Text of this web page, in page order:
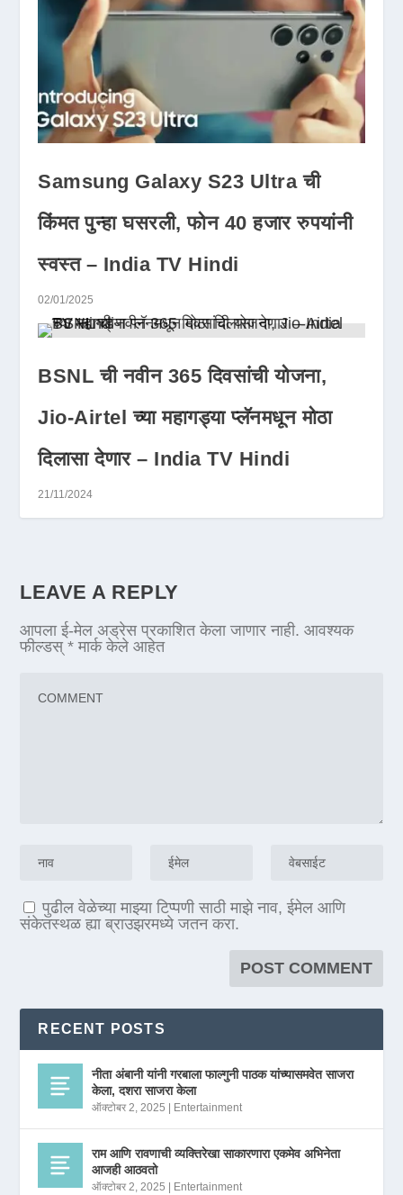
Samsung Galaxy S23 Ultra ची
किंमत पुन्हा घसरली, फोन 40 हजार रुपयांनी
स्वस्त – India TV Hindi
02/01/2025
BSNL ची नवीन 365 दिवसांची योजना,
Jio-Airtel च्या महागड्या प्लॅनमधून मोठा
दिलासा देणार – India TV Hindi
21/11/2024
LEAVE A REPLY
आपला ई-मेल अड्रेस प्रकाशित केला जाणार नाही. आवश्यक
फील्डस्* मार्क केले आहेत
पुढील वेळेच्या माझ्या टिप्पणी साठी माझे नाव, ईमेल आणि
संकेतस्थळ ह्या ब्राउझरमध्ये जतन करा.
RECENT POSTS
नीता अंबानी यांनी गरबाला फाल्गुनी पाठक यांच्यासमवेत साजरा
केला, दशरा साजरा केला
ऑक्टोबर 2, 2025 Entertainment
राम आणि रावणाची व्यक्तिरेखा साकारणारा एकमेव अभिनेता
आजही आठवतो
ऑक्टोबर 2, 2025 Entertainment